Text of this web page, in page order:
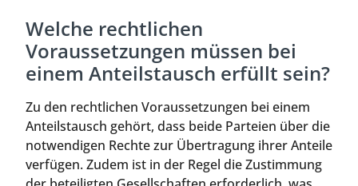
Welche rechtlichen
Voraussetzungen müssen bei
einem Anteilstausch erfüllt sein?
Zu den rechtlichen Voraussetzungen bei einem
Anteilstausch gehört, dass beide Parteien über die
notwendigen Rechte zur Übertragung ihrer Anteile
verfügen. Zudem ist in der Regel die Zustimmung